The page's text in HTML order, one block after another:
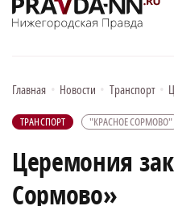
Главная • Новости • Транспорт •
ТРАНСПОРТ "КРАСНОЕ СОРМОВО"
Церемония
Сормово»